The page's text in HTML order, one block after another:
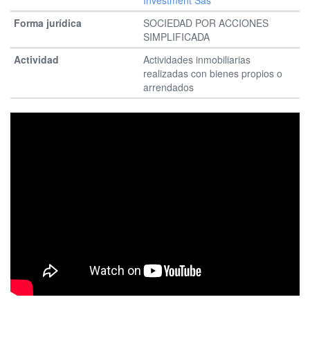
SOCIEDAD POR ACCIONES
SIMPLIFICADA
Actividades inmobiliarias
realizadas con bienes propios o
arrendados